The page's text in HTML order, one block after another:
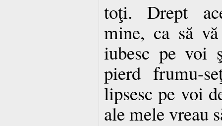
toţi. Drept
mine, ca să
iubesc pe voi
pierd frumu-
lipsesc pe voi
ale mele vreau